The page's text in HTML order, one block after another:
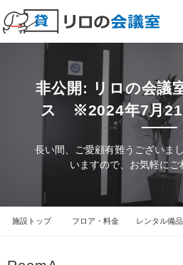
非公開: リロの会
ス ※2024年7月
長い間、ご愛顧有難うございま
いますので、お気軽にご
施設トップ フロア・料金 レンタル備品